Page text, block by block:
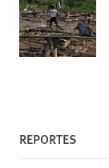
REPORTES